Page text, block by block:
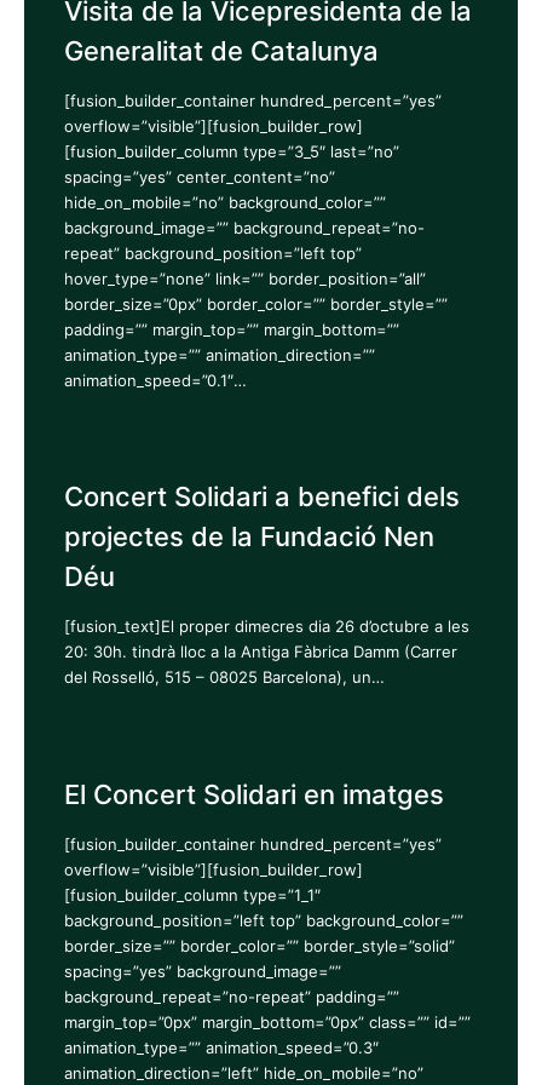
Visita de la Vicepresidenta de la
Generalitat de Catalunya
[fusion_builder_container hundred_percent=”yes”
overflow=”visible”][fusion_builder_row]
[fusion_builder_column type=”3_5″ last=”no”
spacing=”yes” center_content=”no”
hide_on_mobile=”no” background_color=””
background_image=”” background_repeat=”no-
repeat” background_position=”left top”
hover_type=”none” link=”” border_position=”all”
border_size=”0px” border_color=”” border_style=””
padding=”” margin_top=”” margin_bottom=””
animation_type=”” animation_direction=””
animation_speed=”0.1″…
Concert Solidari a benefici dels
projectes de la Fundació Nen
Déu
[fusion_text]El proper dimecres dia 26 d’octubre a les
20: 30h. tindrà lloc a la Antiga Fàbrica Damm (Carrer
del Rosselló, 515 – 08025 Barcelona), un…
El Concert Solidari en imatges
[fusion_builder_container hundred_percent=”yes”
overflow=”visible”][fusion_builder_row]
[fusion_builder_column type=”1_1″
background_position=”left top” background_color=””
border_size=”” border_color=”” border_style=”solid”
spacing=”yes” background_image=””
background_repeat=”no-repeat” padding=””
margin_top=”0px” margin_bottom=”0px” class=”” id=””
animation_type=”” animation_speed=”0.3″
animation_direction=”left” hide_on_mobile=”no”